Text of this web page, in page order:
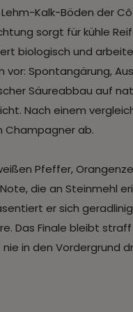
Kalk-Böden der
sorgt für kühle
biologisch und
Spontangärung,
Säureabbau auf
Nach einem
Champagner ab.
Pfeffer,
die an Steinmehl
er sich
Das Finale bleibt
in den Vordergrund